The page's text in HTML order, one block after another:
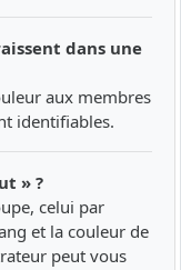
dans une
aux membres
identifiables.
» ?
celui par
et la couleur de
peut vous